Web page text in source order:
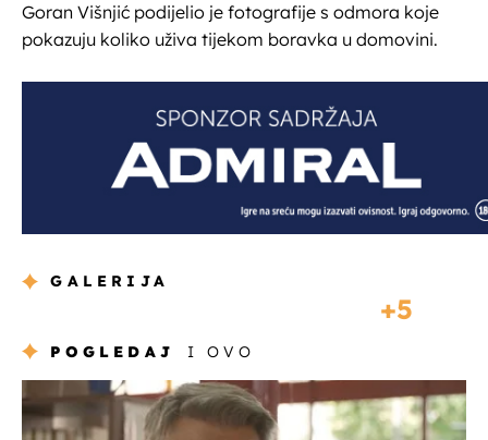
Goran Višnjić podijelio je fotografije s odmora koje
pokazuju koliko uživa tijekom boravka u domovini.
GALERIJA
5
POGLEDAJ I OVO